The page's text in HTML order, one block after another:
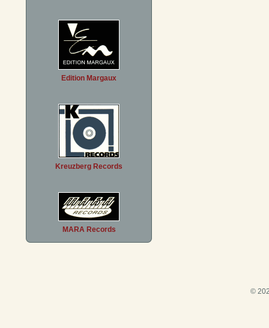
Edition Margaux
Kreuzberg Records
MARA Records
©